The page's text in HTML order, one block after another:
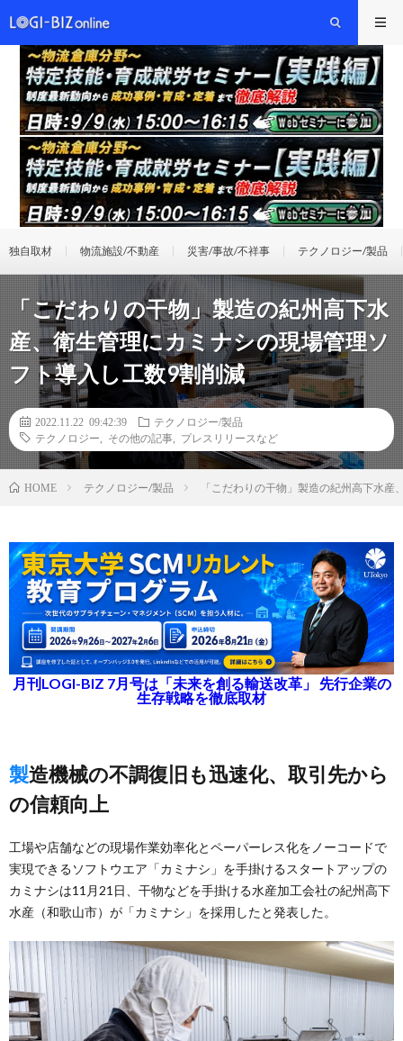
独自取材 物流施設/不動産 災害/事故/不祥事 テクノロジー/製品
「こだわりの干物」製造の紀州高下水
産、衛生管理にカミナシの現場管理ソ
フト導入し工数9割削減
2022.11.22 09:42:39
テクノロジー/製品
テクノロジー
その他の記事 プレスリリースなど
HOME テクノロジー/製品 「こだわりの干物」製造の紀州高下水
月刊LOGI-BIZ 7月号は「未来を創る輸送改革」 先行企業の
生存戦略を徹底取材
製造機械の不調復旧も迅速化、取引先から
の信頼向上
工場や店舗などの現場作業効率化とペーパーレス化をノーコードで
実現できるソフトウエア「カミナシ」を手掛けるスタートアップの
カミナシは11月21日、干物などを手掛ける水産加工会社の紀州高下
水産（和歌山市）が「カミナシ」を採用したと発表した。